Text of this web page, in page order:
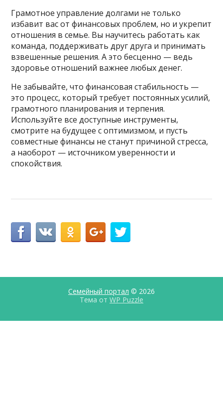
Грамотное управление долгами не только
избавит вас от финансовых проблем, но и укрепит
отношения в семье. Вы научитесь работать как
команда, поддерживать друг друга и принимать
взвешенные решения. А это бесценно — ведь
здоровье отношений важнее любых денег.
Не забывайте, что финансовая стабильность —
это процесс, который требует постоянных усилий,
грамотного планирования и терпения.
Используйте все доступные инструменты,
смотрите на будущее с оптимизмом, и пусть
совместные финансы не станут причиной стресса,
а наоборот — источником уверенности и
спокойствия.
Семейный портал © 2026
Тема от WP Puzzle